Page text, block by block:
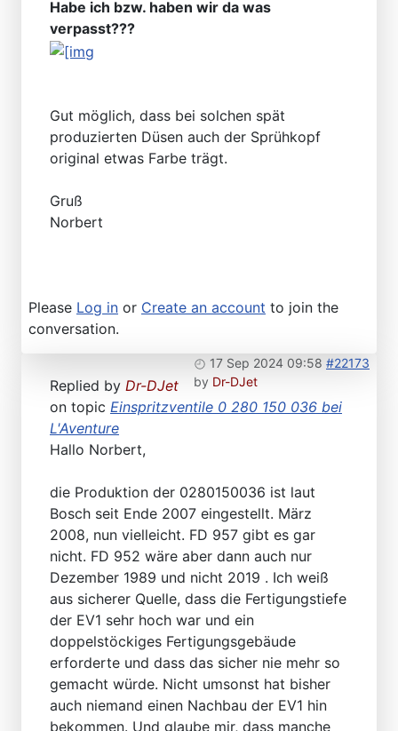
Habe ich bzw. haben wir da was
verpasst???
Gut möglich, dass bei solchen spät
produzierten Düsen auch der Sprühkopf
original etwas Farbe trägt.
Gruß
Norbert
Please Log in or Create an account to join the
conversation.
17 Sep 2024 09:58 #22173
by Dr-DJet
Replied by Dr-DJet
on topic Einspritzventile 0 280 150 036 bei
L'Aventure
Hallo Norbert,
die Produktion der 0280150036 ist laut
Bosch seit Ende 2007 eingestellt. März
2008, nun vielleicht. FD 957 gibt es gar
nicht. FD 952 wäre aber dann auch nur
Dezember 1989 und nicht 2019 . Ich weiß
aus sicherer Quelle, dass die Fertigungstiefe
der EV1 sehr hoch war und ein
doppelstöckiges Fertigungsgebäude
erforderte und dass das sicher nie mehr so
gemacht würde. Nicht umsonst hat bisher
auch niemand einen Nachbau der EV1 hin
bekommen. Und glaube mir, dass manche